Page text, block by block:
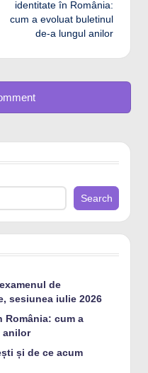
identitate în România:
cum a evoluat buletinul
de-a lungul anilor
Search
de
sesiunea iulie 2026
România: cum a
anilor
și de ce acum